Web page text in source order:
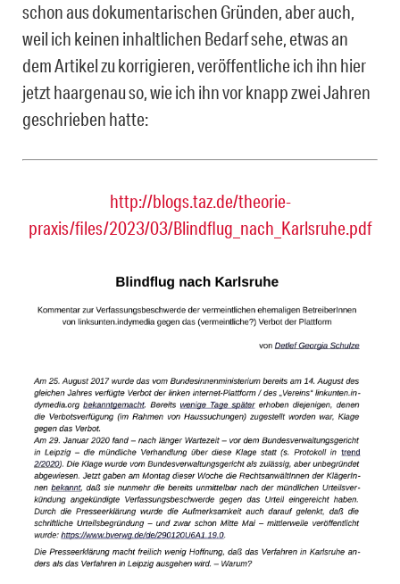
schon aus dokumentarischen Gründen, aber auch,
weil ich keinen inhaltlichen Bedarf sehe, etwas an
dem Artikel zu korrigieren, veröffentliche ich ihn hier
jetzt haargenau so, wie ich ihn vor knapp zwei Jahren
geschrieben hatte:
http://blogs.taz.de/theorie-
praxis/files/2023/03/Blindflug_nach_Karlsruhe.pdf